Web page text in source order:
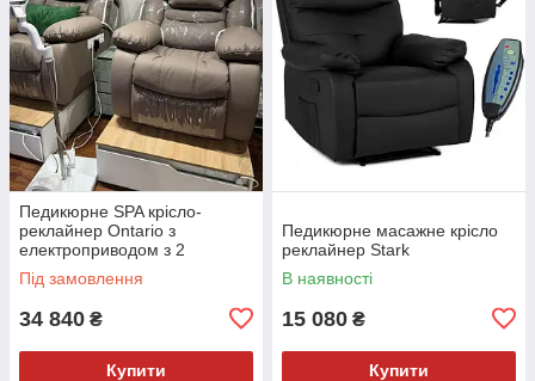
Педикюрне SPA крісло-
реклайнер Ontario з
електроприводом з 2
моторами DuoLiner
Під замовлення
34 840 ₴
Купити
Педикюрне масажне крісло
реклайнер Stark
В наявності
15 080 ₴
Купити